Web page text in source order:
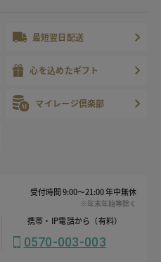
最短翌日配送
心を込めたギフト
マイレージ倶楽部
受付時間 9:00～21:00 年中無休
※年末年始等除く
携帯・IP電話から（有料）
0570-003-003